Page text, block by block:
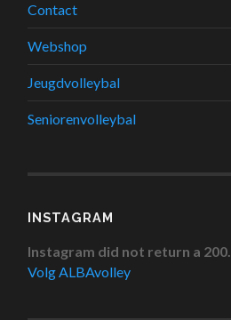
Contact
Webshop
Jeugdvolleybal
Seniorenvolleybal
INSTAGRAM
Instagram did not return a 200.
Volg ALBAvolley